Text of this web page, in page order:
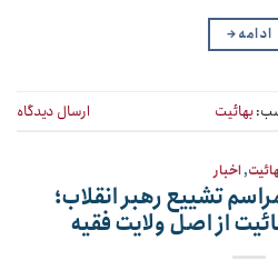
ادامه→
بهائیت ارسال دیدگاه
,اخبار
تشییع رهبر انقلاب؛
از اصل ولایت فقیه